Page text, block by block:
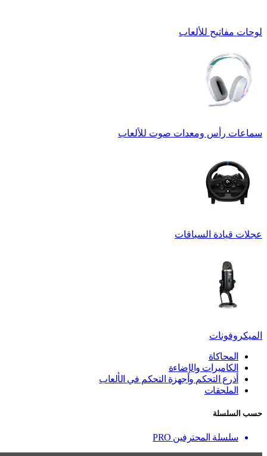
لوحات مفاتيح للألعاب
سماعات رأس ومعدات صوت للألعاب
عجلات قيادة السباقات
الميكروفونات
المحاكاة
الكاميرات والإضاءة
أذرع التحكم وأجهزة التحكم في الألعاب
الملحقات
حسب السلسلة
سلسلة المحترفين PRO